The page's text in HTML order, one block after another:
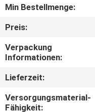
TRETEN
SIE
MIT
UNS
IN
VERBINDUNG
Min Bestellmenge:
Preis:
Verpackung
Informationen:
Lieferzeit:
Versorgungsmaterial-
Fähigkeit: